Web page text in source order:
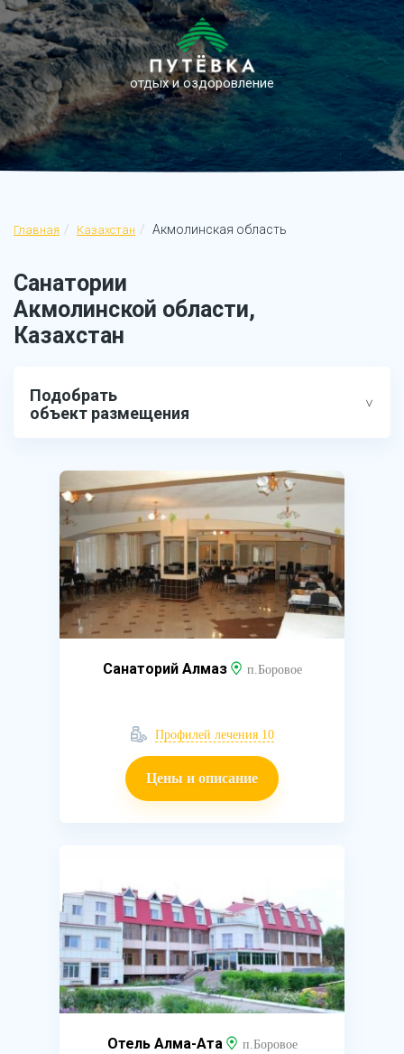
отдых и оздоровление
Главная Казахстан Акмолинская область
Санатории
Акмолинской области,
Казахстан
Подобрать
объект размещения
Санаторий Алмаз п.Боровое
Профилей лечения 10
Цены и описание
Отель Алма-Ата п.Боровое